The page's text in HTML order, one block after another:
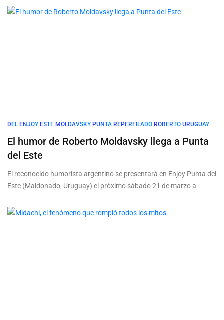
DEL ENJOY ESTE MOLDAVSKY PUNTA REPERFILADO ROBERTO URUGUAY
El humor de Roberto Moldavsky llega a Punta
del Este
El reconocido humorista argentino se presentará en Enjoy Punta del
Este (Maldonado, Uruguay) el próximo sábado 21 de marzo a